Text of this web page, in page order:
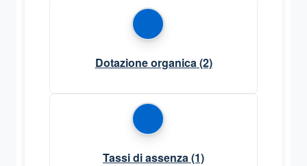
Dotazione organica (2)
Tassi di assenza (1)